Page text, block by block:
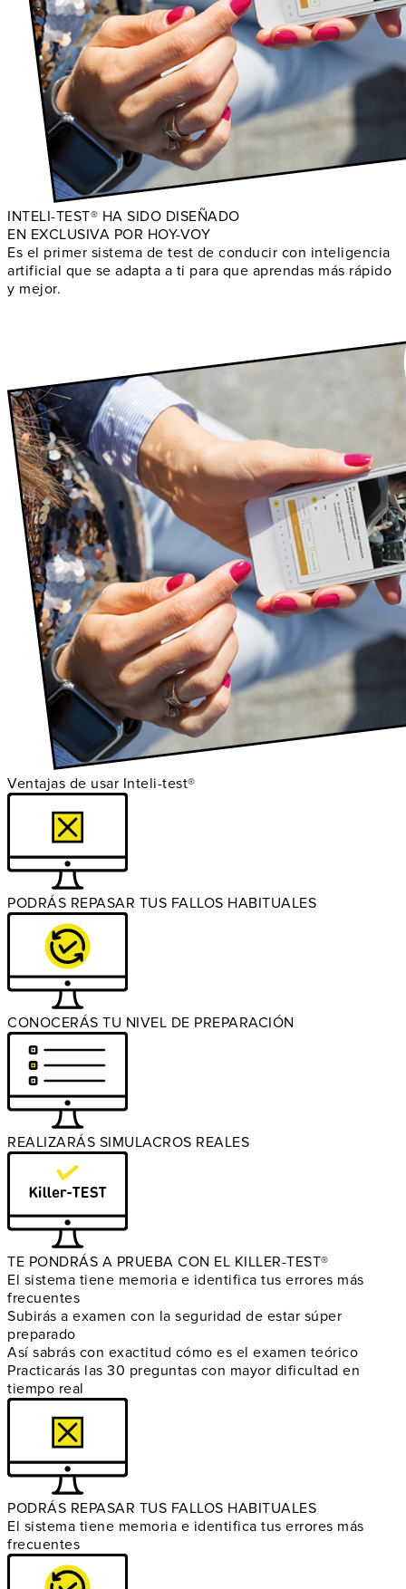
INTELI-TEST® HA SIDO DISEÑADO
EN EXCLUSIVA POR HOY-VOY
Es el primer sistema de test de conducir con inteligencia
artificial que se adapta a ti para que aprendas más rápido
y mejor.
Ventajas de usar Inteli-test®
PODRÁS REPASAR TUS FALLOS HABITUALES
CONOCERÁS TU NIVEL DE PREPARACIÓN
REALIZARÁS SIMULACROS REALES
TE PONDRÁS A PRUEBA CON EL KILLER-TEST®
El sistema tiene memoria e identifica tus errores más
frecuentes
Subirás a examen con la seguridad de estar súper
preparado
Así sabrás con exactitud cómo es el examen teórico
Practicarás las 30 preguntas con mayor dificultad en
tiempo real
PODRÁS REPASAR TUS FALLOS HABITUALES
El sistema tiene memoria e identifica tus errores más
frecuentes